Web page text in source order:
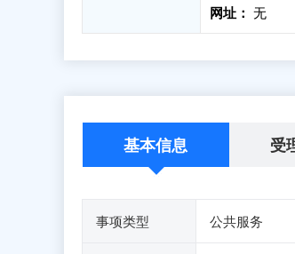
网址： 无
基本信息 受
事项类型 公共服务